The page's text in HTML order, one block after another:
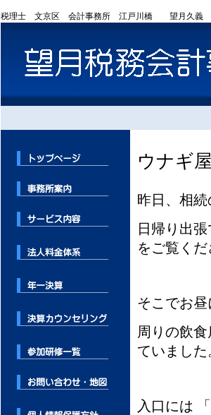
税理士 文京区 会計事務所 江戸川橋 望月久義
ウナギ
昨日、相
日帰り出
をご覧く
そこでお
周りの飲
ていました
入口には